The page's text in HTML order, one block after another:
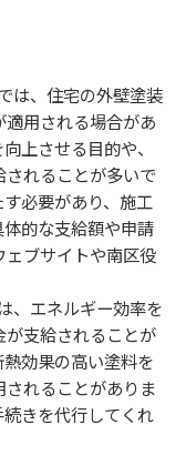
は、住宅の外壁塗装
用される場合があ
上させる目的や、
れることが多いで
必要があり、施工
的な支給額や申請
ブサイトや南区役
、エネルギー効率を
支給されることが
効果の高い塗料を
れることがありま
きを代行してくれ